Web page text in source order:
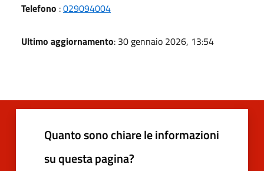
Telefono :029094004
Ultimo aggiornamento: 30 gennaio 2026, 13:54
Quanto sono chiare le informazioni
su questa pagina?